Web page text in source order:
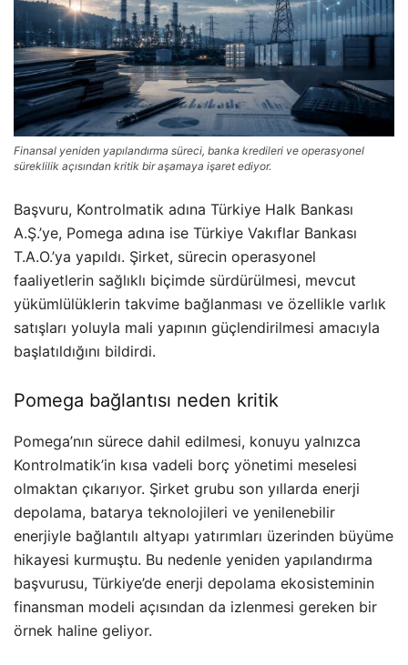
Finansal yeniden yapılandırma süreci, banka kredileri ve operasyonel
süreklilik açısından kritik bir aşamaya işaret ediyor.
Başvuru, Kontrolmatik adına Türkiye Halk Bankası
A.Ş.’ye, Pomega adına ise Türkiye Vakıflar Bankası
T.A.O.’ya yapıldı. Şirket, sürecin operasyonel
faaliyetlerin sağlıklı biçimde sürdürülmesi, mevcut
yükümlülüklerin takvime bağlanması ve özellikle varlık
satışları yoluyla mali yapının güçlendirilmesi amacıyla
başlatıldığını bildirdi.
Pomega bağlantısı neden kritik
Pomega’nın sürece dahil edilmesi, konuyu yalnızca
Kontrolmatik’in kısa vadeli borç yönetimi meselesi
olmaktan çıkarıyor. Şirket grubu son yıllarda enerji
depolama, batarya teknolojileri ve yenilenebilir
enerjiyle bağlantılı altyapı yatırımları üzerinden büyüme
hikayesi kurmuştu. Bu nedenle yeniden yapılandırma
başvurusu, Türkiye’de enerji depolama ekosisteminin
finansman modeli açısından da izlenmesi gereken bir
örnek haline geliyor.